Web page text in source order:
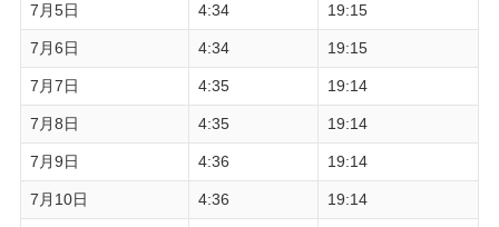
7月5日 4:34 19:15
7月6日 4:34 19:15
7月7日 4:35 19:14
7月8日 4:35 19:14
7月9日 4:36 19:14
7月10日 4:36 19:14